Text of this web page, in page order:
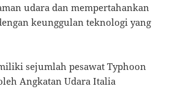
udara dan mempertahankan
keunggulan teknologi yang
sejumlah pesawat Typhoon
Angkatan Udara Italia